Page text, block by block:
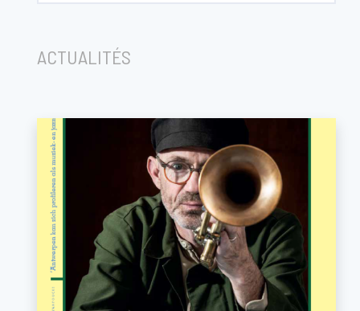
ACTUALITÉS